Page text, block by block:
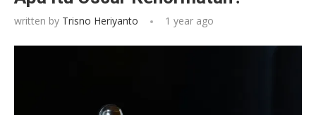
written by Trisno Heriyanto 1 year ago